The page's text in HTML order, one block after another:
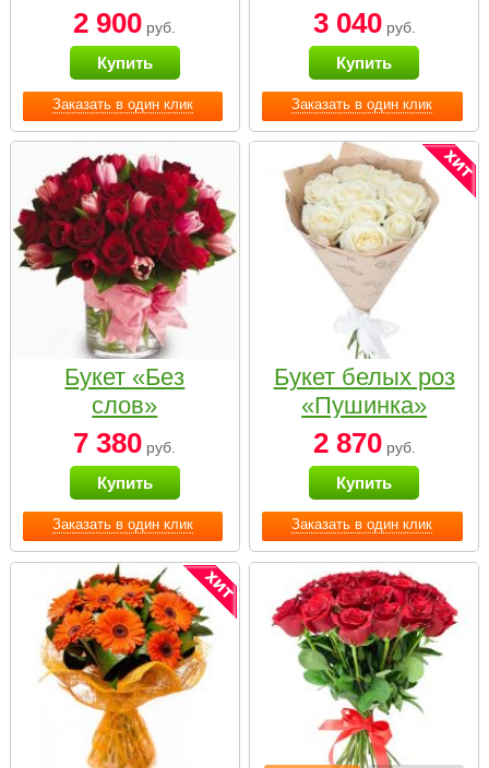
Заказать в один клик
2 900 руб.
Купить
Заказать в один клик
3 040руб.
Купить
Заказать в один клик
Букет «Без
слов»
7 380 руб.
Купить
Заказать в один клик
Букет белых роз
«Пушинка»
2 870руб.
Купить